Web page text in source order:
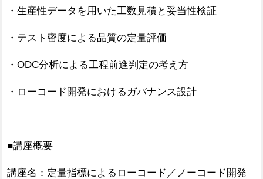
・生産性データを用いた工数見積と妥当性検証
・テスト密度による品質の定量評価
・ODC分析による工程前進判定の考え方
・ローコード開発におけるガバナンス設計
■講座概要
講座名：定量指標によるローコード／ノーコード開発